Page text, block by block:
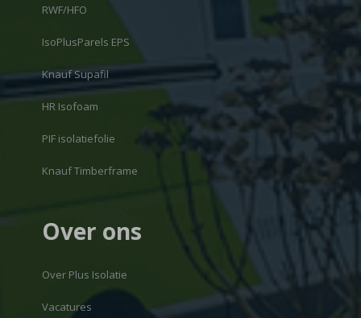
RWF/HFO
IsoPlusParels EPS
Knauf Supafil
HR Isofoam
PIF isolatiefolie
Knauf Timberframe
Over ons
Over Plus Isolatie
Vacatures